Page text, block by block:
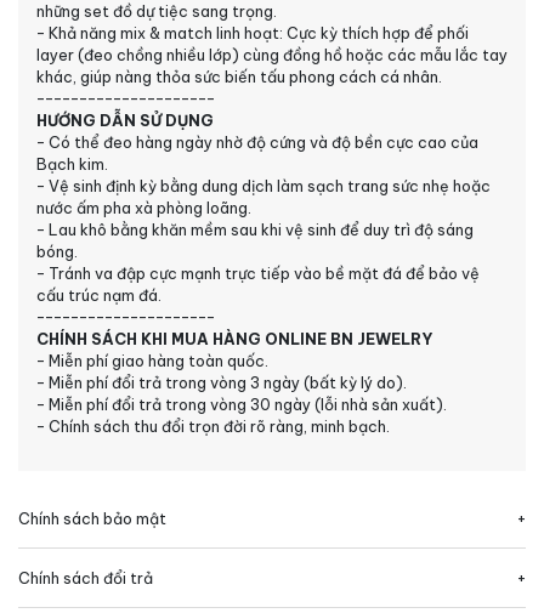
những set đồ dự tiệc sang trọng.
- Khả năng mix & match linh hoạt: Cực kỳ thích hợp để phối
layer (đeo chồng nhiều lớp) cùng đồng hồ hoặc các mẫu lắc tay
khác, giúp nàng thỏa sức biến tấu phong cách cá nhân.
---------------------
HƯỚNG DẪN SỬ DỤNG
- Có thể đeo hàng ngày nhờ độ cứng và độ bền cực cao của
Bạch kim.
- Vệ sinh định kỳ bằng dung dịch làm sạch trang sức nhẹ hoặc
nước ấm pha xà phòng loãng.
- Lau khô bằng khăn mềm sau khi vệ sinh để duy trì độ sáng
bóng.
- Tránh va đập cực mạnh trực tiếp vào bề mặt đá để bảo vệ
cấu trúc nạm đá.
---------------------
CHÍNH SÁCH KHI MUA HÀNG ONLINE BN JEWELRY
- Miễn phí giao hàng toàn quốc.
- Miễn phí đổi trả trong vòng 3 ngày (bất kỳ lý do).
- Miễn phí đổi trả trong vòng 30 ngày (lỗi nhà sản xuất).
- Chính sách thu đổi trọn đời rõ ràng, minh bạch.
Chính sách bảo mật
Chính sách đổi trả